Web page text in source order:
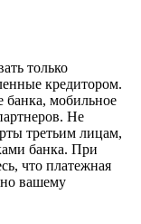
только
кредитором.
банка, мобильное
Не
третьим лицам,
банка. При
что платежная
вашему